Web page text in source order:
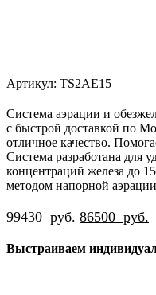
Артикул: TS2AE15
Система аэрации и
с быстрой доставкой по
отличное качество.
Система разработана для
концентраций железа до
методом напорной
99430руб.
составляла
86500 руб.
Выстраиваем